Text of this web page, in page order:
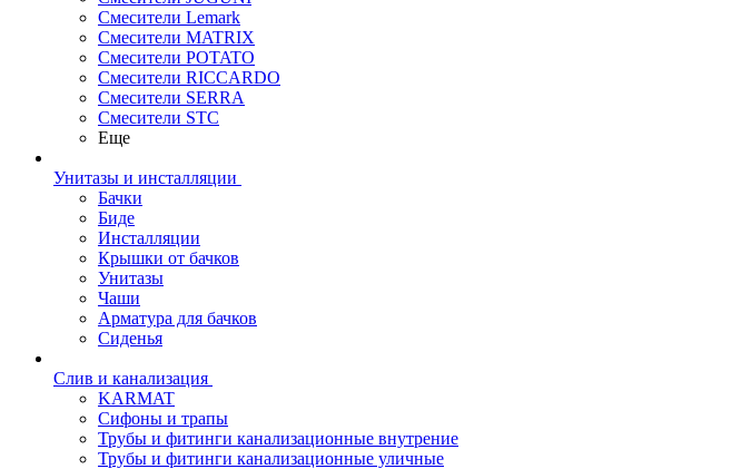
Смесители Lemark
Смесители MATRIX
Смесители POTATO
Смесители RICCARDO
Смесители SERRA
Смесители STC
Еще
Унитазы и инсталляции
Бачки
Биде
Инсталляции
Крышки от бачков
Унитазы
Чаши
Арматура для бачков
Сиденья
Слив и канализация
KARMAT
Сифоны и трапы
Трубы и фитинги канализационные внутрение
Трубы и фитинги канализационные уличные